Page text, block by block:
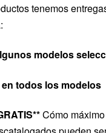
tenemos
modelos
todos los modelos
Cómo